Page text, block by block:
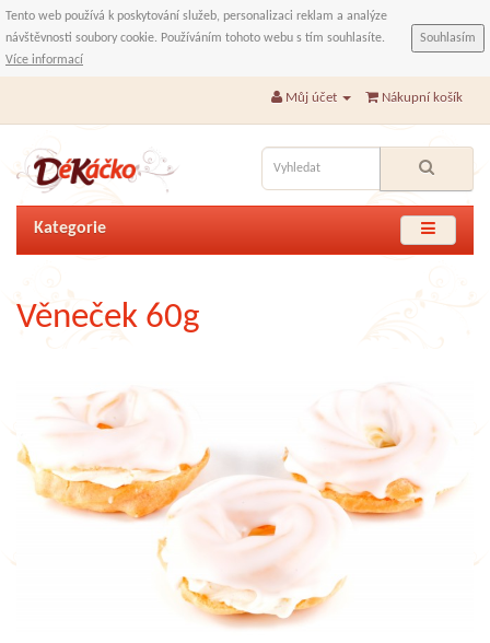
Tento web používá k poskytování služeb, personalizaci reklam a analýze
návštěvnosti soubory cookie. Používáním tohoto webu s tím souhlasíte.
Více informací
Souhlasím
Můj účet Nákupní košík
Kategorie
Věneček 60g